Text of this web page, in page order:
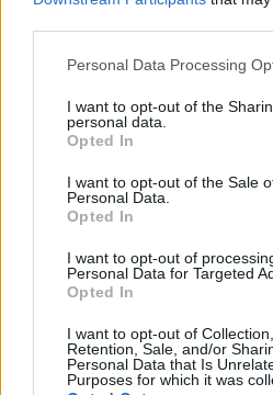
Please note that this website/app
not limited to your visit or usage
grant or deny consent to Google
use your data for below specified
consent section.
Personal Data Processing
I want to opt-out of the
personal data.
Opted In
I want to opt-out of the Sale
Personal Data.
Opted In
I want to opt-out of
Personal Data for Targeted
Opted In
I want to opt-out of
Retention, Sale, and/or
Personal Data that Is
Purposes for which it was
Construído por uma
em 2014 com grande
Preço acessível
Alternativamente, você pode
aqui usaremos o MetaMask
mostrar como configurar sua
Adicionar extensão
Recomendamos usar o Google
aqui. Vá para a Chrome Web
certifique-se de que a extensão
https://metamask.io por